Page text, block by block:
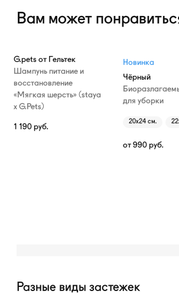
Вам может
G.pets от Гельтек
Шампунь питание и
восстановление
«Мягкая шерсть» (staya
х G.Pets)
1 190 руб.
Новинка
Чёрный
для уборки
20х24 см.
от 990 руб.
Разные виды застежек